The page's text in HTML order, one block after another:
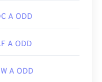
A ODD
A ODD
A ODD